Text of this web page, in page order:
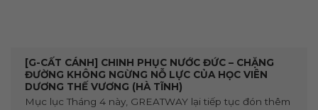
[G-CẤT CÁNH] CHINH PHỤC NƯỚC ĐỨC – CHẶNG
ĐƯỜNG KHÔNG NGỪNG NỖ LỰC CỦA HỌC VIÊN
DƯƠNG THẾ VƯƠNG (HÀ TĨNH)
Mục lục ​Tháng 4 này, GREATWAY lại tiếp tục đón thêm